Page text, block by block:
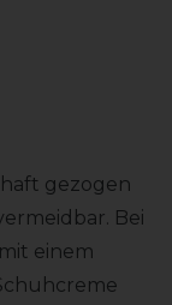
gezogen
Bei
einem